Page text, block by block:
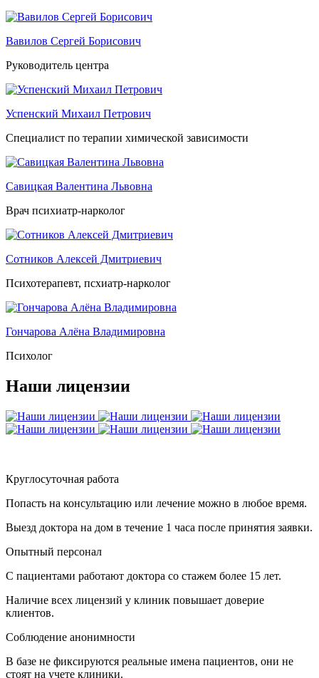
Вавилов Сергей Борисович
Руководитель центра
Успенский Михаил Петрович
Специалист по терапии химической зависимости
Савицкая Валентина Львовна
Врач психиатр-нарколог
Сотников Алексей Дмитриевич
Психотерапевт, псхиатр-нарколог
Гончарова Алёна Владимировна
Психолог
Наши лицензии
Круглосуточная работа
Попасть на консультацию или лечение можно в любое время.
Выезд доктора на дом в течение 1 часа после принятия заявки.
Опытный персонал
С пациентами работают доктора со стажем более 15 лет.
Наличие всех лицензий у клиник повышает доверие
клиентов.
Соблюдение анонимности
В базе не фиксируются реальные имена пациентов, они не
стоят на учете клиники.